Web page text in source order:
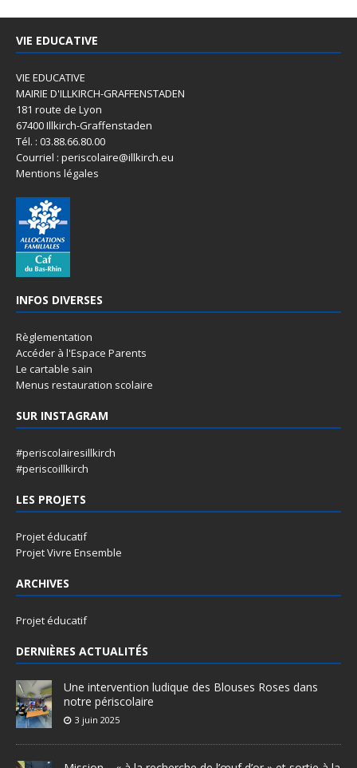
VIE EDUCATIVE
VIE EDUCATIVE
MAIRIE D'ILLKIRCH-GRAFFENSTADEN
181 route de Lyon
67400 Illkirch-Graffenstaden
Tél. : 03.88.66.80.00
Courriel : periscolaire@illkirch.eu
Mentions légales
INFOS DIVERSES
Règlementation
Accéder à l'Espace Parents
Le cartable sain
Menus restauration scolaire
SUR INSTAGRAM
#periscolairesillkirch
#periscoillkirch
LES PROJETS
Projet éducatif
Projet Vivre Ensemble
ARCHIVES
Projet éducatif
DERNIÈRES ACTUALITÉS
Une intervention ludique des Blouses Roses dans
notre périscolaire
3 juin 2025